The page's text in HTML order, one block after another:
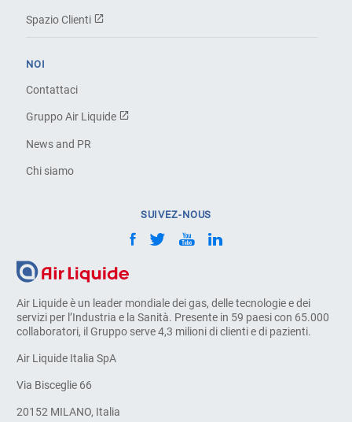
Air Liquide è un leader mondiale dei gas, delle tecnologie e dei
servizi per l’Industria e la Sanità. Presente in 59 paesi con 65.000
collaboratori, il Gruppo serve 4,3 milioni di clienti e di pazienti.
Air Liquide Italia SpA
Via Bisceglie 66
20152 MILANO, Italia
Spazio Clienti
NOI
Contattaci
Gruppo Air Liquide
News and PR
Chi siamo
SUIVEZ-NOUS